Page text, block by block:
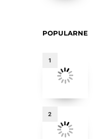
POPULARNE
1
2